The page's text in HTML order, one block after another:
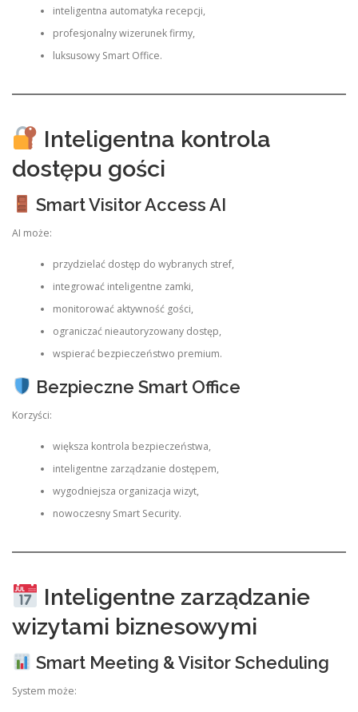
inteligentna automatyka recepcji,
profesjonalny wizerunek firmy,
luksusowy Smart Office.
Inteligentna kontrola
dostępu gości
Smart Visitor Access AI
AI może:
przydzielać dostęp do wybranych stref,
integrować inteligentne zamki,
monitorować aktywność gości,
ograniczać nieautoryzowany dostęp,
wspierać bezpieczeństwo premium.
Bezpieczne Smart Office
Korzyści:
większa kontrola bezpieczeństwa,
inteligentne zarządzanie dostępem,
wygodniejsza organizacja wizyt,
nowoczesny Smart Security.
Inteligentne zarządzanie
wizytami biznesowymi
Smart Meeting & Visitor Scheduling
System może: